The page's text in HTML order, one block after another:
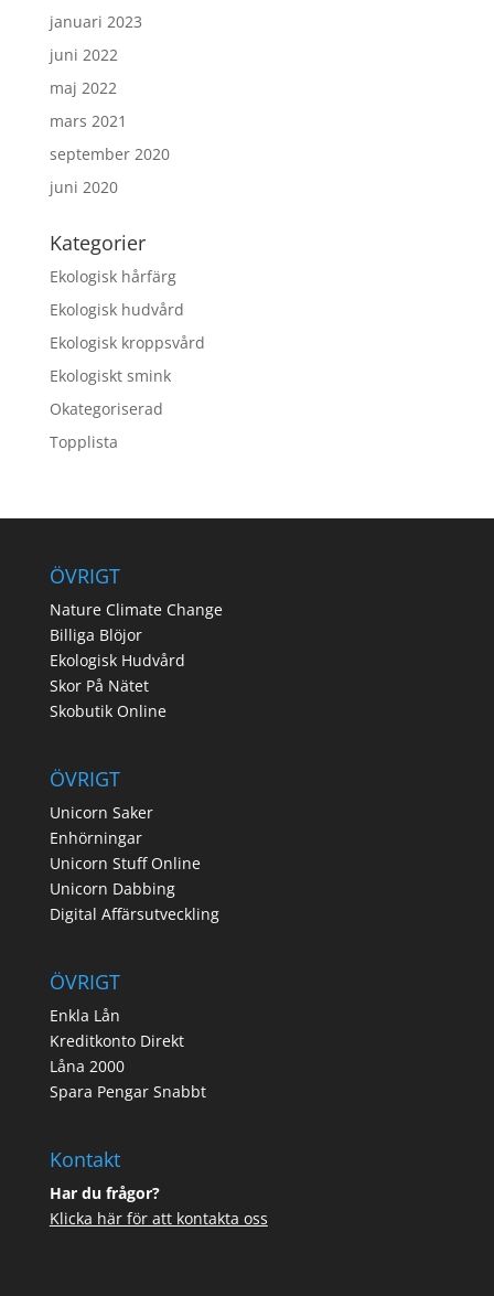
januari 2023
juni 2022
maj 2022
mars 2021
september 2020
juni 2020
Kategorier
Ekologisk hårfärg
Ekologisk hudvård
Ekologisk kroppsvård
Ekologiskt smink
Okategoriserad
Topplista
ÖVRIGT
Nature Climate Change
Billiga Blöjor
Ekologisk Hudvård
Skor På Nätet
Skobutik Online
ÖVRIGT
Unicorn Saker
Enhörningar
Unicorn Stuff Online
Unicorn Dabbing
Digital Affärsutveckling
ÖVRIGT
Enkla Lån
Kreditkonto Direkt
Låna 2000
Spara Pengar Snabbt
Kontakt
Har du frågor?
Klicka här för att kontakta oss